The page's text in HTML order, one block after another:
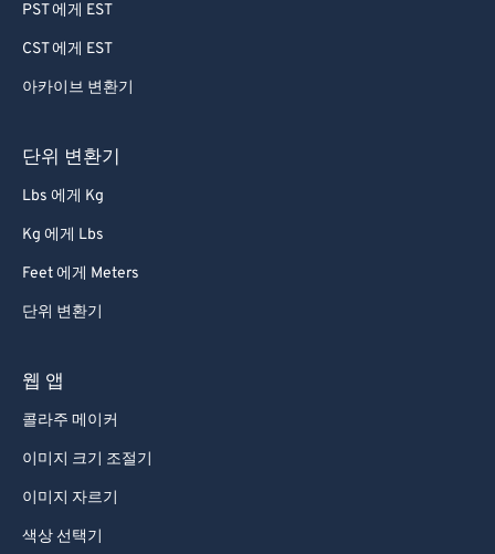
PST 에게 EST
CST 에게 EST
아카이브 변환기
단위 변환기
Lbs 에게 Kg
Kg 에게 Lbs
Feet 에게 Meters
단위 변환기
웹 앱
콜라주 메이커
이미지 크기 조절기
이미지 자르기
색상 선택기